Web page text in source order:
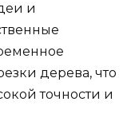
и
дерева, что
точности и